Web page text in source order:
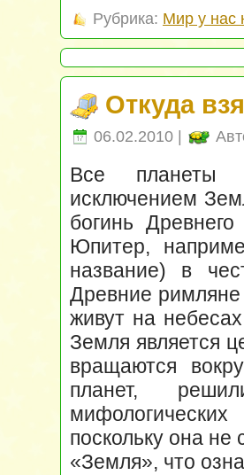
Рубрика: Мир у нас
Откуда
06.02.2010 |
Все планеты
исключением
богинь
Юпитер,
название) в
Древние римляне
живут на
Земля является
вращаются
планет,
поскольку она
«Земля», что